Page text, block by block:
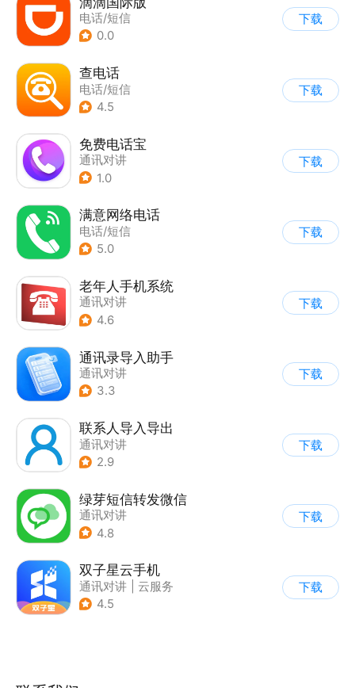
电话/短信
0.0
下载
查电话
电话/短信
4.5
下载
免费电话宝
通讯对讲
1.0
下载
满意网络电话
电话/短信
5.0
下载
老年人手机系统
通讯对讲
4.6
下载
通讯录导入助手
通讯对讲
3.3
下载
联系人导入导出
通讯对讲
2.9
下载
绿芽短信转发微信
通讯对讲
4.8
下载
双子星云手机
通讯对讲
云服务
4.5
下载